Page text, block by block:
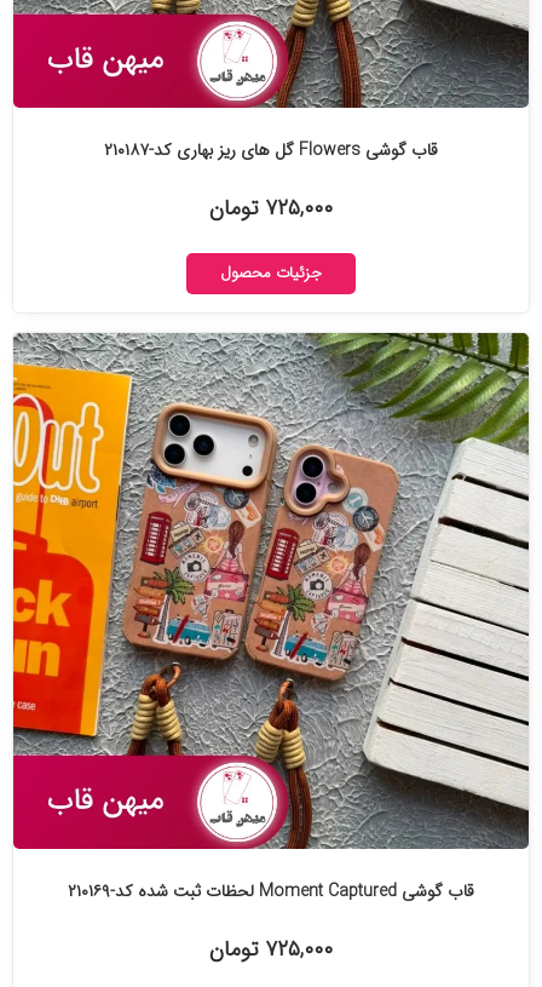
قاب گوشی Flowers گل های ریز بهاری کد-۲۱۰۱۸۷
۷۲۵,۰۰۰ تومان
جزئیات محصول
قاب گوشی Moment Captured لحظات ثبت شده کد-۲۱۰۱۶۹
۷۲۵,۰۰۰ تومان